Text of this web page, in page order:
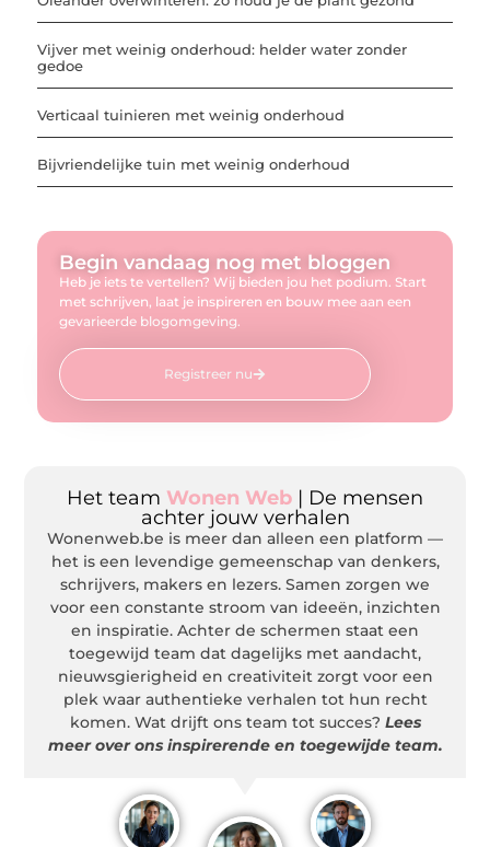
Vijver met weinig onderhoud: helder water zonder
gedoe
Verticaal tuinieren met weinig onderhoud
Bijvriendelijke tuin met weinig onderhoud
Begin vandaag nog met bloggen
Heb je iets te vertellen? Wij bieden jou het podium. Start
met schrijven, laat je inspireren en bouw mee aan een
gevarieerde blogomgeving.
Registreer nu
Het team Wonen Web | De mensen
achter jouw verhalen
Wonenweb.be is meer dan alleen een platform —
het is een levendige gemeenschap van denkers,
schrijvers, makers en lezers. Samen zorgen we
voor een constante stroom van ideeën, inzichten
en inspiratie. Achter de schermen staat een
toegewijd team dat dagelijks met aandacht,
nieuwsgierigheid en creativiteit zorgt voor een
plek waar authentieke verhalen tot hun recht
komen. Wat drijft ons team tot succes? Lees
meer over ons inspirerende en toegewijde team.